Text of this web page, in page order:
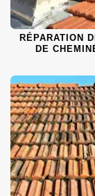
RÉPARATION
DE